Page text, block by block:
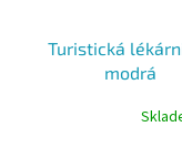
Turistická
modrá